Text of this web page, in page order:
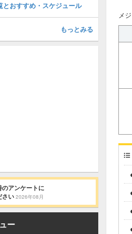
メ
とおすすめ・スケジュール
もっとみる
アンケートに
さい 2026年08月
ー